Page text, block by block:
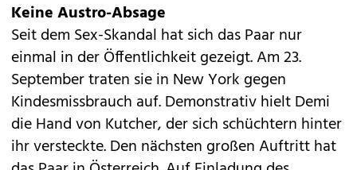
Keine Austro-Absage
Seit dem Sex-Skandal hat sich dasPaarnur
einmal in der Öffentlichkeit gezeigt. Am 23.
September traten sie in New York gegen
Kindesmissbrauch auf. Demonstrativ hielt Demi
die Hand von Kutcher, der sich schüchtern hinter
ihr versteckte. Den nächsten großen Auftritt hat